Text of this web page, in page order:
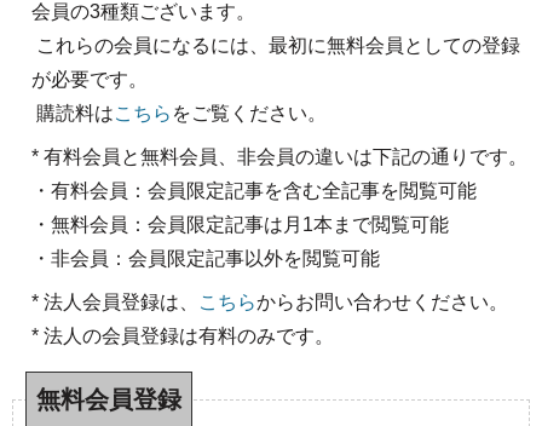
会員の3種類ございます。
これらの会員になるには、最初に無料会員としての登録
が必要です。
購読料はこちら をご覧ください。
* 有料会員と無料会員、非会員の違いは下記の通りです。
・有料会員：会員限定記事を含む全記事を閲覧可能
・無料会員：会員限定記事は月1本まで閲覧可能
・非会員：会員限定記事以外を閲覧可能
* 法人会員登録は、 こちらからお問い合わせください。
* 法人の会員登録は有料のみです。
無料会員登録